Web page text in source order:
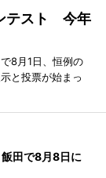
テスト 今年
8月1日、恒例の
と投票が始まっ
田で8月8日に